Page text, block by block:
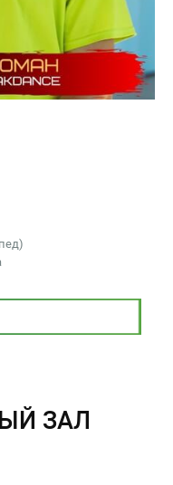
ЗАЛ